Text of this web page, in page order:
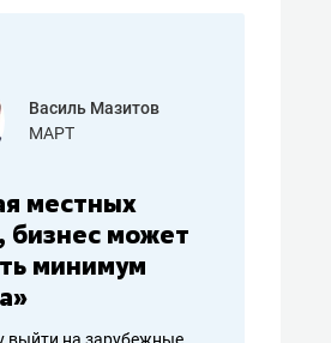
Василь Мазитов
МАРТ
местных
бизнес может
минимум